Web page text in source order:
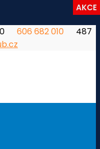
606 682 010
487
AKCE